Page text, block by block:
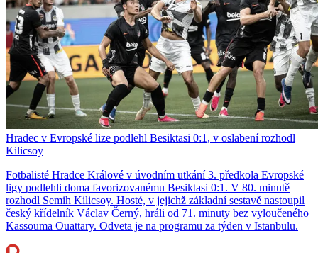
Hradec v Evropské lize podlehl Besiktasi 0:1, v oslabení rozhodl
Kilicsoy
Fotbalisté Hradce Králové v úvodním utkání 3. předkola Evropské
ligy podlehli doma favorizovanému Besiktasi 0:1. V 80. minutě
rozhodl Semih Kilicsoy. Hosté, v jejichž základní sestavě nastoupil
český křídelník Václav Černý, hráli od 71. minuty bez vyloučeného
Kassouma Ouattary. Odveta je na programu za týden v Istanbulu.